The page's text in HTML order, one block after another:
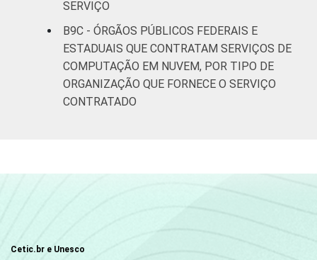
SERVIÇO
B9C - ÓRGÃOS PÚBLICOS FEDERAIS E
ESTADUAIS QUE CONTRATAM SERVIÇOS DE
COMPUTAÇÃO EM NUVEM, POR TIPO DE
ORGANIZAÇÃO QUE FORNECE O SERVIÇO
CONTRATADO
Cetic.br e Unesco